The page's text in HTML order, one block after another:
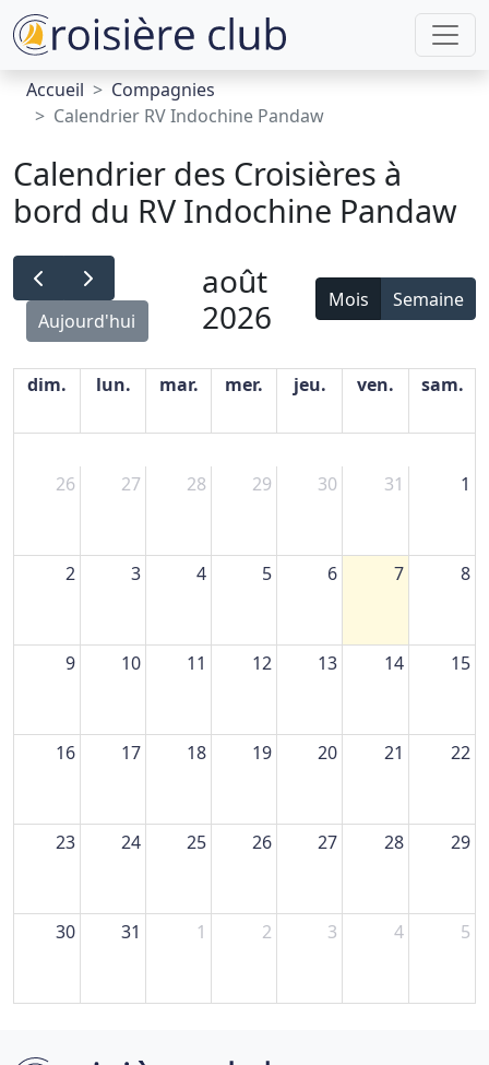
Accueil
Compagnies
Calendrier RV Indochine Pandaw
Calendrier des Croisières à
bord du RV Indochine Pandaw
Aujourd'hui
août
2026
Mois Semaine
dim. lun. mar. mer. jeu. ven. sam.
26 27 28 29 30 31 1
2 3 4 5 6 7 8
9 10 11 12 13 14 15
16 17 18 19 20 21 22
23 24 25 26 27 28 29
30 31 1 2 3 4 5